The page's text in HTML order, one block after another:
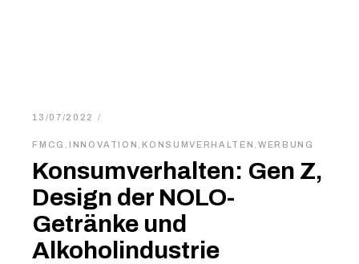
13/07/2022
FMCG INNOVATION KONSUMVERHALTEN ,WERBUNG
Konsumverhalten: Gen Z,
Design der NOLO-
Getränke und
Alkoholindustrie